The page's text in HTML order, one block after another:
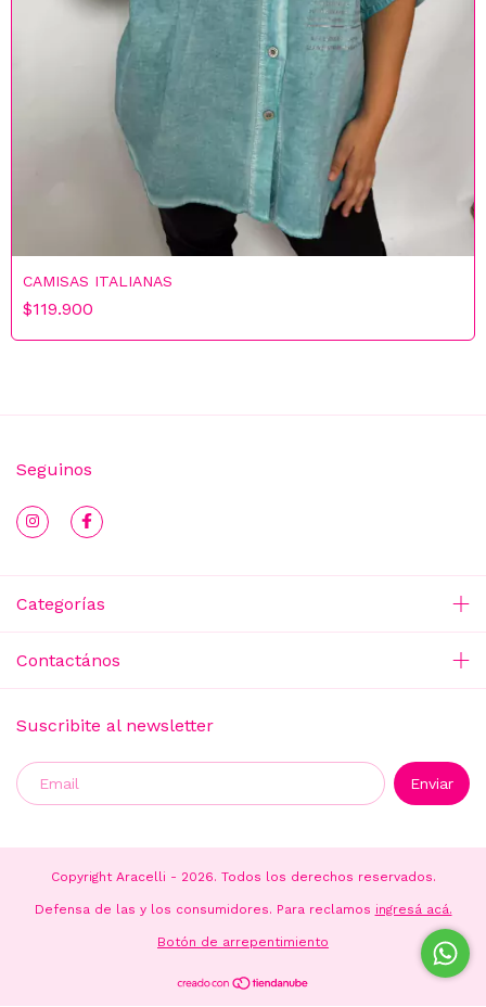
CAMISAS ITALIANAS
$119.900
Seguinos
Categorías
Contactános
Suscribite al newsletter
Copyright Aracelli - 2026. Todos los derechos reservados.
Defensa de las y los consumidores. Para reclamos ingresá acá.
Botón de arrepentimiento